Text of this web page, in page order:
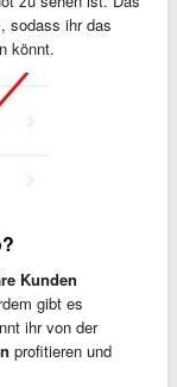
, sodass ihr das
könnt.
Kunden
gibt es
ihr von der
profitieren und